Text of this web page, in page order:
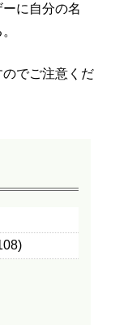
に自分の名
でご注意くだ